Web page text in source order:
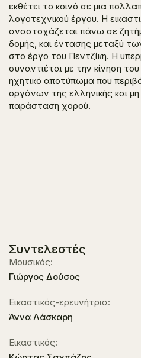
εκθέτει το κοινό σε μια
λογοτεχνικού έργου. Η
αναστοχάζεται πάνω σε
δομής, και έντασης μεταξύ
στο έργο του Πεντζίκη. Η
συναντιέται με την κίνηση
ηχητικό αποτύπωμα που
οργάνων της ελληνικής και
παράσταση χορού.
Συντελεστές
Μουσικός:
Γιώργος Δούσος
Εικαστικός-ερευνήτρια:
Άννα Λάσκαρη
Εικαστικός: